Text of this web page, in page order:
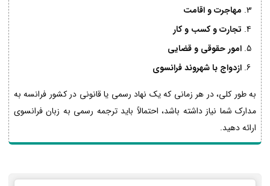
مهاجرت و اقامت
تجارت و کسب و کار
امور حقوقی و قضایی
ازدواج با شهروند فرانسوی
به طور کلی، در هر زمانی که یک نهاد رسمی یا قانونی در کشور فرانسه به
مدارک شما نیاز داشته باشد، احتمالاً باید ترجمه رسمی به زبان فرانسوی
ارائه دهید.